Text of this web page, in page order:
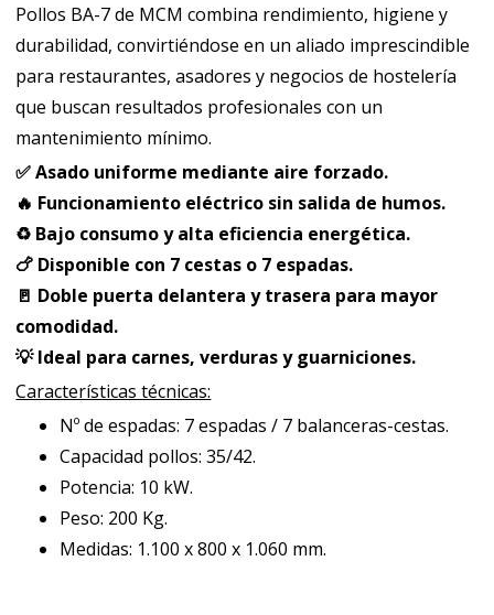
Pollos BA-7 de MCM combina rendimiento, higiene y
durabilidad, convirtiéndose en un aliado imprescindible
para restaurantes, asadores y negocios de hostelería
que buscan resultados profesionales con un
mantenimiento mínimo.
✅ Asado uniforme mediante aire forzado.
🔥 Funcionamiento eléctrico sin salida de humos.
♻️ Bajo consumo y alta eficiencia energética.
🍗 Disponible con 7 cestas o 7 espadas.
🚪 Doble puerta delantera y trasera para mayor
comodidad.
💡 Ideal para carnes, verduras y guarniciones.
Características técnicas:
Nº de espadas: 7 espadas / 7 balanceras-cestas.
Capacidad pollos: 35/42.
Potencia: 10 kW.
Peso: 200 Kg.
Medidas: 1.100 x 800 x 1.060 mm.